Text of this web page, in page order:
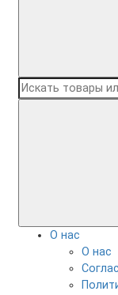
О нас
О нас